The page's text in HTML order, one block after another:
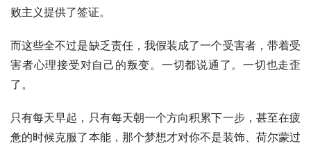
败主义提供了签证。
而这些全不过是缺乏责任，我假装成了一个受害者，带着受
害者心理接受对自己的叛变。一切都说通了。一切也走歪
了。
只有每天早起，只有每天朝一个方向积累下一步，甚至在疲
惫的时候克服了本能，那个梦想才对你不是装饰、荷尔蒙过